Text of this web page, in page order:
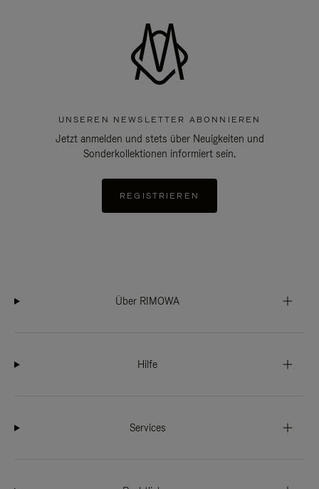
UNSEREN NEWSLETTER ABONNIEREN
Jetzt anmelden und stets über Neuigkeiten und
Sonderkollektionen informiert sein.
REGISTRIEREN
Über RIMOWA
Hilfe
Services